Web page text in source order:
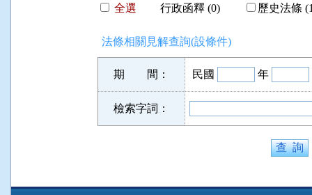
全選 行政函釋 (0) 歷史法條
法條相關見解查詢(設條件)
期 間： 民國 年
檢索字詞：